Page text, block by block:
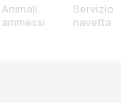
Animali
ammessi
Servizio
navetta